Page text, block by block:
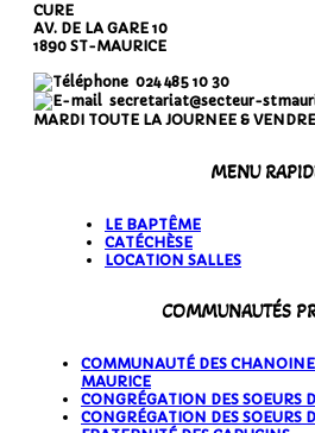
CURE
AV. DE LA GARE 10
1890 ST-MAURICE
024 485 10 30
secretariat@secteur-
MARDI TOUTE LA JOURNEE &
MENU
LE BAPTÊME
CATÉCHÈSE
LOCATION SALLES
COMMUNAUTÉS
COMMUNAUTÉ DES
MAURICE
CONGRÉGATION DES SOEURS
CONGRÉGATION DES SOEURS